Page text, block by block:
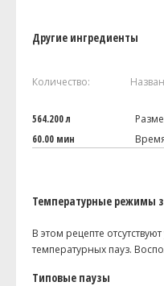
Другие ингредиенты
Количество:
564.200 л
60.00 мин
Температурные режимы
В этом рецепте
температурных пауз.
Типовые паузы